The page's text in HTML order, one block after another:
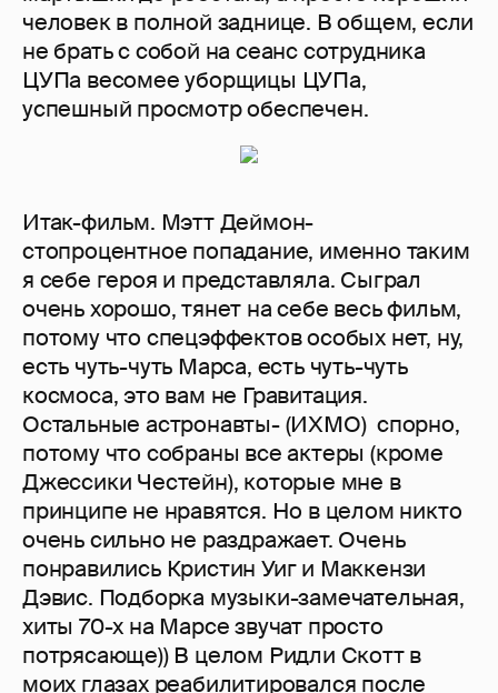
человек в полной заднице. В общем, если
не брать с собой на сеанс сотрудника
ЦУПа весомее уборщицы ЦУПа,
успешный просмотр обеспечен.
Итак-фильм. Мэтт Деймон-
стопроцентное попадание, именно таким
я себе героя и представляла. Сыграл
очень хорошо, тянет на себе весь фильм,
потому что спецэффектов особых нет, ну,
есть чуть-чуть Марса, есть чуть-чуть
космоса, это вам не Гравитация.
Остальные астронавты- (ИХМО) спорно,
потому что собраны все актеры (кроме
Джессики Честейн), которые мне в
принципе не нравятся. Но в целом никто
очень сильно не раздражает. Очень
понравились Кристин Уиг и Маккензи
Дэвис. Подборка музыки-замечательная,
хиты 70-х на Марсе звучат просто
потрясающе)) В целом Ридли Скотт в
моих глазах реабилитировался после